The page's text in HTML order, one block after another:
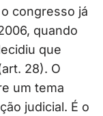
congresso já
quando
que
28). O
um tema
judicial. É o